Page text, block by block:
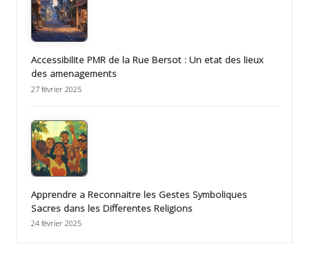
Accessibilite PMR de la Rue Bersot : Un etat des lieux
des amenagements
27 février 2025
Apprendre a Reconnaitre les Gestes Symboliques
Sacres dans les Differentes Religions
24 février 2025